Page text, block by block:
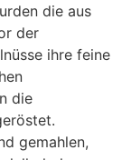
die aus
der
ihre feine
die
gemahlen,